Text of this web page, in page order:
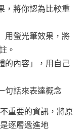
，將你認為比較重
用螢光筆效果，將
。
的內容」，用自己
句話來表達概念
重要的資訊，將原
逐層遞進地